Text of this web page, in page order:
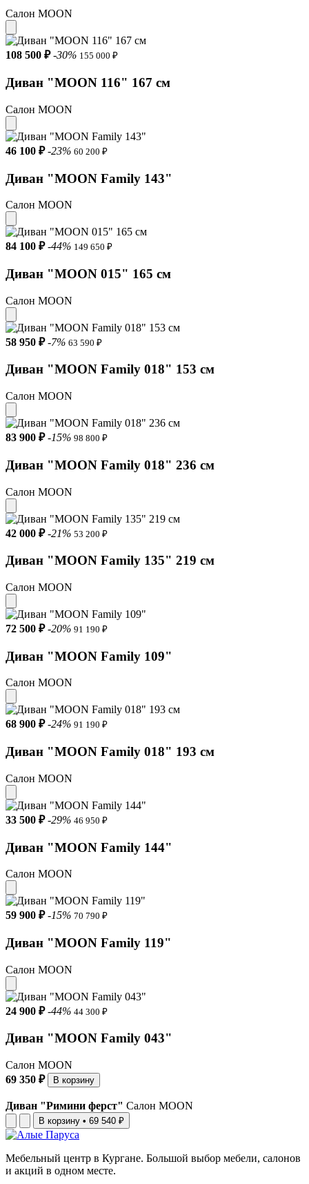
Цвет Кремовый
Механизм Аккордеон
Габариты (ШхГхВ) 172x105x92 см
Размеры спального места 160x200 см
Глубина в разложенном виде 208 см
Высота посадочного места 43 см
Высота подлокотника 59 см
Каркас Металлокаркас
Основание Ламели , Пружинные змейки
Тип материала Велюр
Код ткани 74-1
Чехол посадочного места Условно-съёмный
дополнительно)
Декоративные подушки Входят в комплект
Комплектация 16.Н30С Lux v1+(2)65 v1
Страна-производитель Россия
Гарантия 18 месяцев
Дополнительная гарантия 10 лет на металлокаркас
Максимальная нагрузка на спальное место 150 кг
Салон MOON
108 500 ₽ -30% 155 000 ₽
Диван "MOON 116" 167 см
Салон MOON
46 100 ₽ -23% 60 200 ₽
Диван "MOON Family 143"
Салон MOON
84 100 ₽ -44% 149 650 ₽
Диван "MOON 015" 165 см
Салон MOON
58 950 ₽ -7% 63 590 ₽
Диван "MOON Family 018" 153 см
Салон MOON
83 900 ₽ -15% 98 800 ₽
Диван "MOON Family 018" 236 см
Салон MOON
42 000 ₽ -21% 53 200 ₽
Диван "MOON Family 135" 219 см
Салон MOON
72 500 ₽ -20% 91 190 ₽
Диван "MOON Family 109"
Салон MOON
68 900 ₽ -24% 91 190 ₽
Диван "MOON Family 018" 193 см
Салон MOON
33 500 ₽ -29% 46 950 ₽
Диван "MOON Family 144"
Салон MOON
59 900 ₽ -15% 70 790 ₽
Диван "MOON Family 119"
Салон MOON
24 900 ₽ -44% 44 300 ₽
Диван "MOON Family 043"
Салон MOON
69 350 ₽
В корзину
Диван "Римини ферст" Салон MOON
В корзину • 69 540 ₽
Мебельный центр в Кургане. Большой выбор мебели, салонов
и акций в одном месте.